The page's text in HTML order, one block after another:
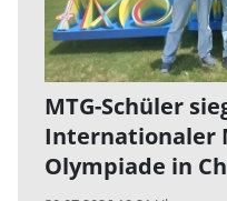
MTG-Schüler
Internationaler
Olympiade in